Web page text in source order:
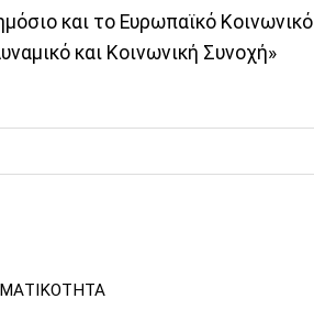
και το Ευρωπαϊκό Κοινωνικό
και Κοινωνική Συνοχή»